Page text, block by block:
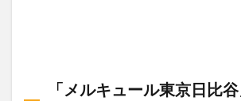
「メルキュール東京日比